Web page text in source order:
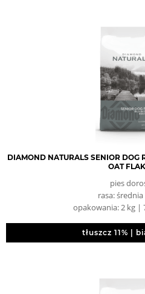
DIAMOND NATURALS SENIOR DOG
OAT
pies
rasa:
opakowania: 2 kg |
tłuszcz 11% |